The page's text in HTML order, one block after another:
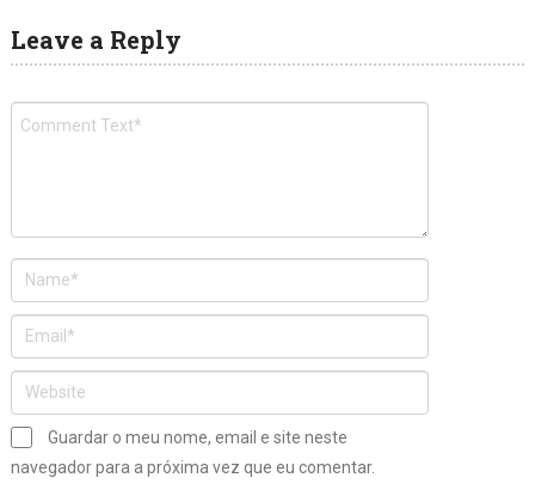
Leave a Reply
Guardar o meu nome, email e site neste
navegador para a próxima vez que eu comentar.